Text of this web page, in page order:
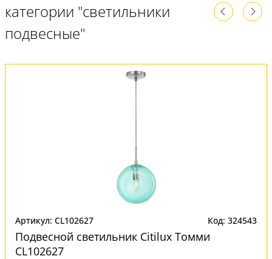
категории "светильники
подвесные"
Артикул: CL102627 Код: 324543
Подвесной светильник Citilux Томми
CL102627